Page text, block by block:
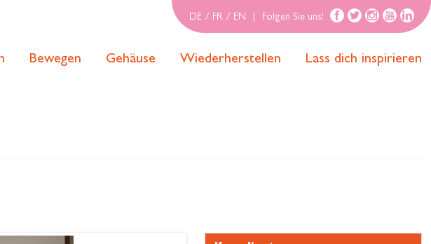
DE / FR / EN Folgen Sie uns!
Bewegen Gehäuse Wiederherstellen Lass dich inspirieren